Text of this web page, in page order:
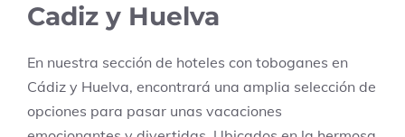
Cadiz y Huelva
En nuestra sección de hoteles con toboganes en
Cádiz y Huelva, encontrará una amplia selección de
opciones para pasar unas vacaciones